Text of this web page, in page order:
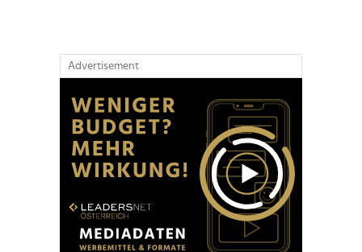
Advertisement